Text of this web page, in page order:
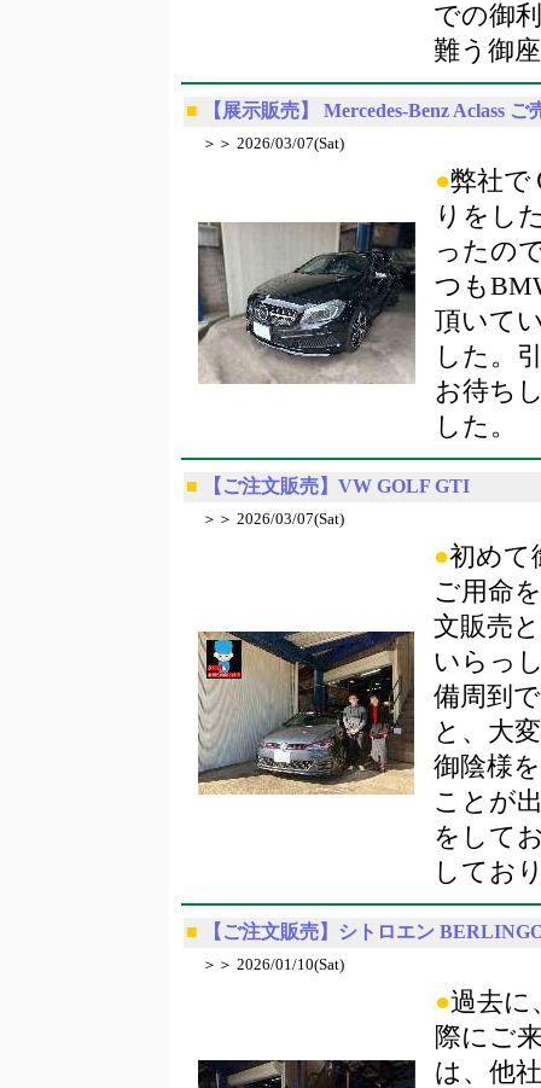
での御
難う御
■ 【展示販売】 Mercedes-Benz Aclass ご
＞＞ 2026/03/07(Sat)
●弊社で
りをし
ったの
つも
頂いて
した。
お待ち
した。
■ 【ご注文販売】VW GOLF GTI
＞＞ 2026/03/07(Sat)
●初めて
ご用命
文販売
いらっ
備周到
と、大
御陰様
ことが
をして
してお
■ 【ご注文販売】シトロエン
＞＞ 2026/01/10(Sat)
●過去に
際にご
は、他